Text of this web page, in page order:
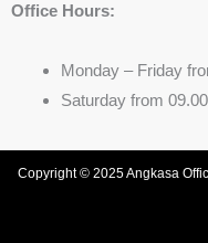
Office Hours:
Monday – Friday
Saturday from
Copyright © 2025 Angkasa